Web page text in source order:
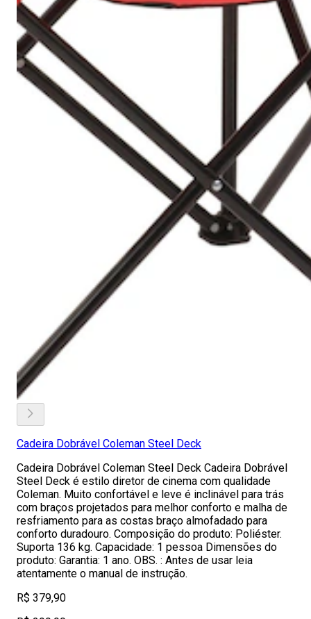
Cadeira Dobrável Coleman Steel Deck
Cadeira Dobrável Coleman Steel Deck Cadeira Dobrável
Steel Deck é estilo diretor de cinema com qualidade
Coleman. Muito confortável e leve é inclinável para trás
com braços projetados para melhor conforto e malha de
resfriamento para as costas braço almofadado para
conforto duradouro. Composição do produto: Poliéster.
Suporta 136 kg. Capacidade: 1 pessoa Dimensões do
produto: Garantia: 1 ano. OBS. : Antes de usar leia
atentamente o manual de instrução.
R$ 379,90